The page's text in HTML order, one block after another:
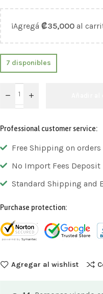
¡Agregá ₡35,000 al
7 disponibles
Professional customer service:
Free Shipping on
No Import Fees Deposit
Standard Shipping and
Purchase protection:
Agregar al wishlist